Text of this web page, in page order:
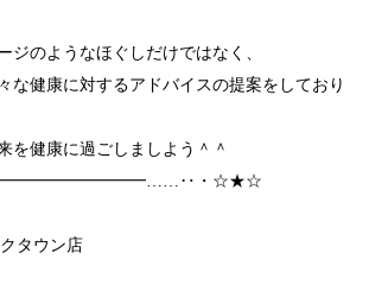
ジのようなほぐしだけではなく、
な健康に対するアドバイスの提案をしており
を健康に過ごしましよう＾＾
・☆★☆
タウン店